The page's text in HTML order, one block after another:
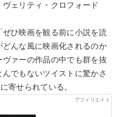
ェリティ・クロフォード
ひ映画を観る前に小説を読
んな風に映画化されるのか
ァーの作品の中でも群を抜
でもないツイストに驚かさ
寄せられている。